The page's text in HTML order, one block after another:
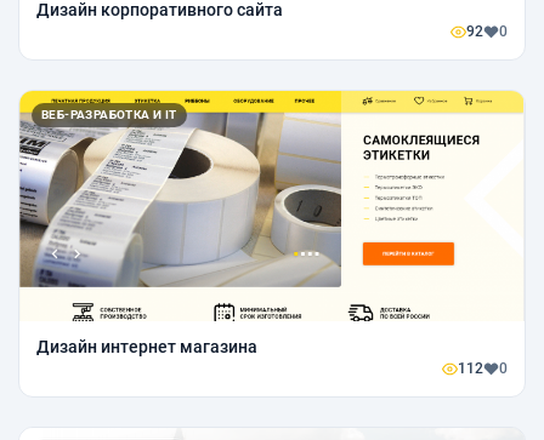
Дизайн корпоративного сайта
92 0
ВЕБ-РАЗРАБОТКА И IT
Дизайн интернет магазина
112 0